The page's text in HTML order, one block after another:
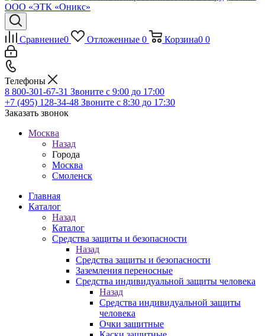
Сравнение0 Отложенные 0 Корзина0 0
Телефоны
8 800-301-67-31 Звоните с 9:00 до 17:00
+7 (495) 128-34-48 Звоните с 8:30 до 17:30
Заказать звонок
Москва
Назад
Города
Москва
Смоленск
Главная
Каталог
Назад
Каталог
Средства защиты и безопасности
Назад
Средства защиты и безопасности
Заземления переносные
Средства индивидуальной защиты человека
Назад
Средства индивидуальной защиты
человека
Очки защитные